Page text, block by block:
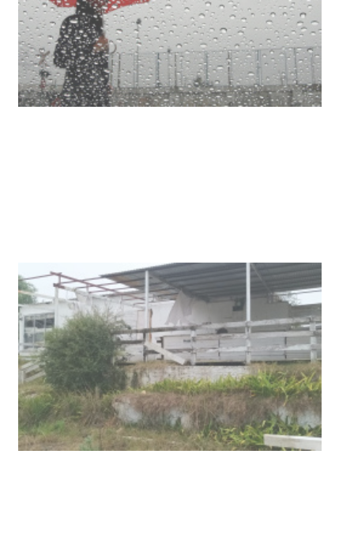
03-08-2026
con discapacidad y adultos
mayores
03-08-2026
NOTICIAS
NOTICIAS